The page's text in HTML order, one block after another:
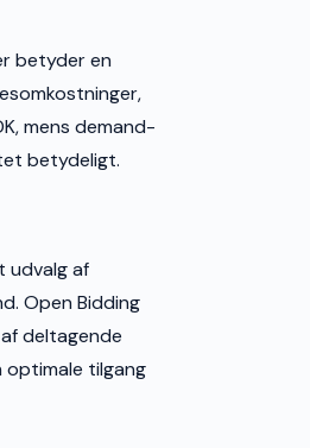
betyder en
mens demand-
betydeligt.
udvalg af
Open Bidding
deltagende
tilgang